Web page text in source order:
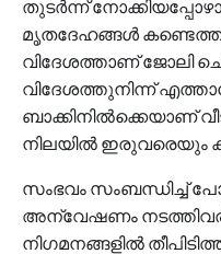
തുടര്‍ന്ന്
മൃതദേഹങ്ങള്‍
വിദേശത്താണ് ജോലി
വിദേശത്തുനിന്ന്
ബാക്കിനില്‍ക്കെയാണ്
നിലയില്‍ ഇരുവരെയും
സംഭവം സംബന്ധിച്ച്
അന്വേഷണം
നിഗമനങ്ങളില്‍